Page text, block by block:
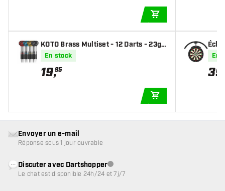
KOTO Brass Multiset - 12 Darts - 23g -
Fléchettes pointe Acier
En stock
19,95
on
En
39
Envoyer un e-mail
Réponse sous 1 jour ouvrable
Discuter avec DartshopperService client indisponible
Le chat est disponible 24h/24 et 7j/7